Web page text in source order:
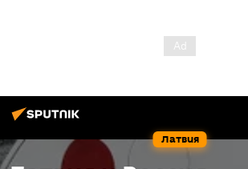
Латвия